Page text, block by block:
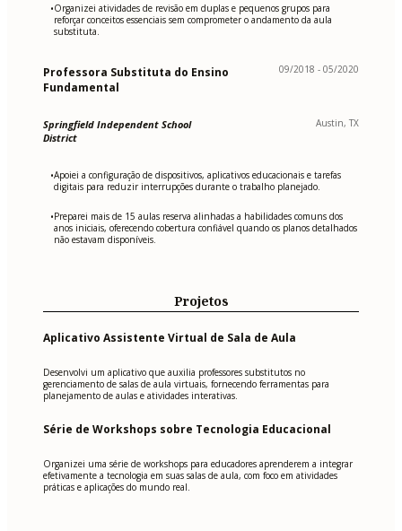
•Organizei atividades de revisão em duplas e pequenos grupos para
reforçar conceitos essenciais sem comprometer o andamento da aula
substituta.
Professora Substituta do Ensino
Fundamental
09/2018 - 05/2020
Springfield Independent School
District
Austin, TX
•Apoiei a configuração de dispositivos, aplicativos educacionais e tarefas
digitais para reduzir interrupções durante o trabalho planejado.
•Preparei mais de 15 aulas reserva alinhadas a habilidades comuns dos
anos iniciais, oferecendo cobertura confiável quando os planos detalhados
não estavam disponíveis.
Projetos
Aplicativo Assistente Virtual de Sala de Aula
Desenvolvi um aplicativo que auxilia professores substitutos no
gerenciamento de salas de aula virtuais, fornecendo ferramentas para
planejamento de aulas e atividades interativas.
Série de Workshops sobre Tecnologia Educacional
Organizei uma série de workshops para educadores aprenderem a integrar
efetivamente a tecnologia em suas salas de aula, com foco em atividades
práticas e aplicações do mundo real.